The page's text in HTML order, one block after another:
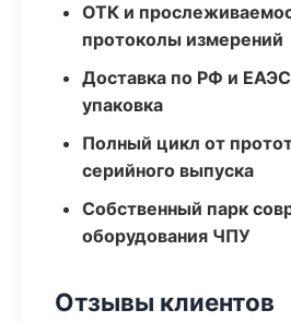
ОТК и
протоколы измерений
Доставка по РФ и
упаковка
Полный цикл от
серийного выпуска
Собственный парк
оборудования ЧПУ
Отзывы клиентов